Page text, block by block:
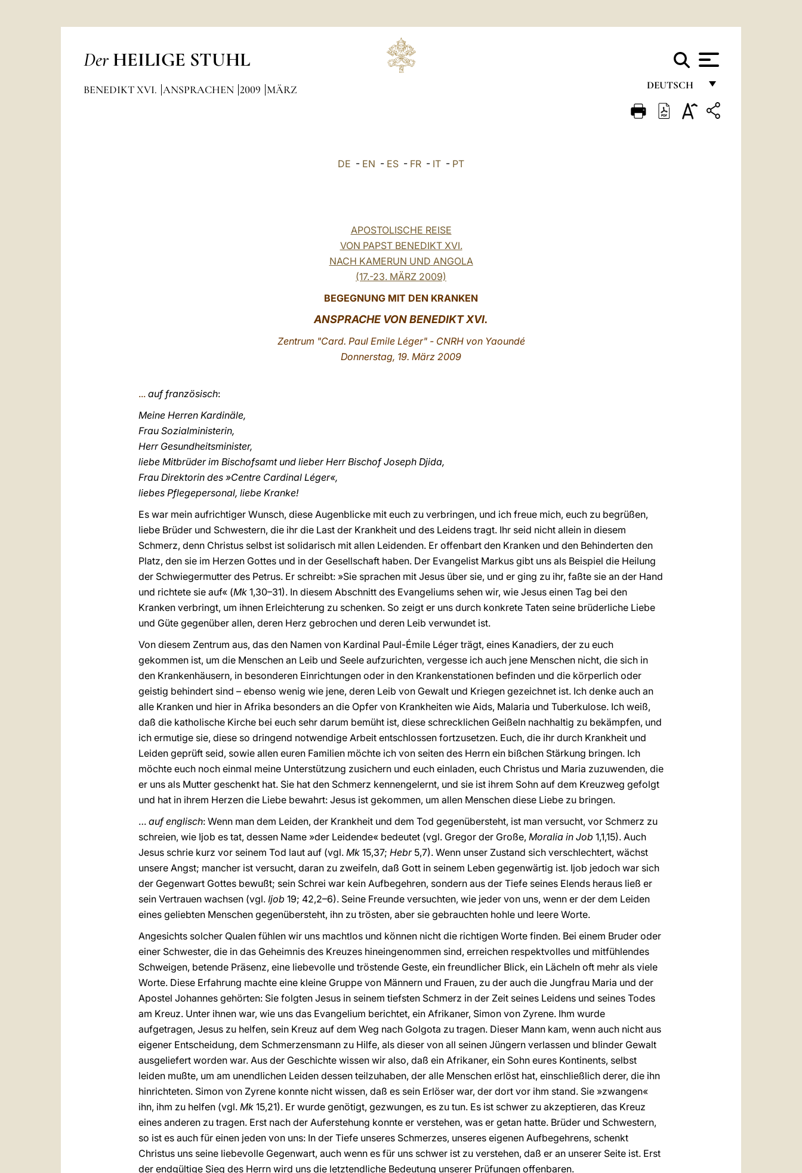
Der HEILIGE STUHL
DEUTSCH
FRANÇAIS
BENEDIKT XVI. ANSPRACHEN 2009 MÄRZ
DE - EN - ES - FR - IT - PT
APOSTOLISCHE REISE
VON PAPST BENEDIKT XVI.
NACH KAMERUN UND ANGOLA
(17.-23. MÄRZ 2009)
BEGEGNUNG MIT DEN KRANKEN
ANSPRACHEVONBENEDIKT XVI.
Zentrum "Card. Paul Emile Léger" - CNRH von Yaoundé
Donnerstag, 19. März 2009
... auf französisch:
Meine Herren Kardinäle,
Frau Sozialministerin,
Herr Gesundheitsminister,
liebe Mitbrüder im Bischofsamt und lieber Herr Bischof Joseph Djida,
Frau Direktorin des »Centre Cardinal Léger«,
liebes Pflegepersonal, liebe Kranke!
Es war mein aufrichtiger Wunsch, diese Augenblicke mit euch zu verbringen, und ich freue mich, euch zu begrüßen,
liebe Brüder und Schwestern, die ihr die Last der Krankheit und des Leidens tragt. Ihr seid nicht allein in diesem
Schmerz, denn Christus selbst ist solidarisch mit allen Leidenden. Er offenbart den Kranken und den Behinderten den
Platz, den sie im Herzen Gottes und in der Gesellschaft haben. Der Evangelist Markus gibt uns als Beispiel die Heilung
der Schwiegermutter des Petrus. Er schreibt: »Sie sprachen mit Jesus über sie, und er ging zu ihr, faßte sie an der Hand
und richtete sie auf« (Mk 1,30–31). In diesem Abschnitt des Evangeliums sehen wir, wie Jesus einen Tag bei den
Kranken verbringt, um ihnen Erleichterung zu schenken. So zeigt er uns durch konkrete Taten seine brüderliche Liebe
und Güte gegenüber allen, deren Herz gebrochen und deren Leib verwundet ist.
Von diesem Zentrum aus, das den Namen von Kardinal Paul-Émile Léger trägt, eines Kanadiers, der zu euch
gekommen ist, um die Menschen an Leib und Seele aufzurichten, vergesse ich auch jene Menschen nicht, die sich in
den Krankenhäusern, in besonderen Einrichtungen oder in den Krankenstationen befinden und die körperlich oder
geistig behindert sind – ebenso wenig wie jene, deren Leib von Gewalt und Kriegen gezeichnet ist. Ich denke auch an
alle Kranken und hier in Afrika besonders an die Opfer von Krankheiten wie Aids, Malaria und Tuberkulose. Ich weiß,
daß die katholische Kirche bei euch sehr darum bemüht ist, diese schrecklichen Geißeln nachhaltig zu bekämpfen, und
ich ermutige sie, diese so dringend notwendige Arbeit entschlossen fortzusetzen. Euch, die ihr durch Krankheit und
Leiden geprüft seid, sowie allen euren Familien möchte ich von seiten des Herrn ein bißchen Stärkung bringen. Ich
möchte euch noch einmal meine Unterstützung zusichern und euch einladen, euch Christus und Maria zuzuwenden, die
er uns als Mutter geschenkt hat. Sie hat den Schmerz kennengelernt, und sie ist ihrem Sohn auf dem Kreuzweg gefolgt
und hat in ihrem Herzen die Liebe bewahrt: Jesus ist gekommen, um allen Menschen diese Liebe zu bringen.
… auf englisch: Wenn man dem Leiden, der Krankheit und dem Tod gegenübersteht, ist man versucht, vor Schmerz zu
schreien, wie Ijob es tat, dessen Name »der Leidende« bedeutet (vgl. Gregor der Große, Moralia in Job 1,1,15). Auch
Jesus schrie kurz vor seinem Tod laut auf (vgl. Mk 15,37; Hebr5,7). Wenn unser Zustand sich verschlechtert, wächst
unsere Angst; mancher ist versucht, daran zu zweifeln, daß Gott in seinem Leben gegenwärtig ist. Ijob jedoch war sich
der Gegenwart Gottes bewußt; sein Schrei war kein Aufbegehren, sondern aus der Tiefe seines Elends heraus ließ er
sein Vertrauen wachsen (vgl. Ijob 19; 42,2–6). Seine Freunde versuchten, wie jeder von uns, wenn er der dem Leiden
eines geliebten Menschen gegenübersteht, ihn zu trösten, aber sie gebrauchten hohle und leere Worte.
Angesichts solcher Qualen fühlen wir uns machtlos und können nicht die richtigen Worte finden. Bei einem Bruder oder
einer Schwester, die in das Geheimnis des Kreuzes hineingenommen sind, erreichen respektvolles und mitfühlendes
Schweigen, betende Präsenz, eine liebevolle und tröstende Geste, ein freundlicher Blick, ein Lächeln oft mehr als viele
Worte. Diese Erfahrung machte eine kleine Gruppe von Männern und Frauen, zu der auch die Jungfrau Maria und der
Apostel Johannes gehörten: Sie folgten Jesus in seinem tiefsten Schmerz in der Zeit seines Leidens und seines Todes
am Kreuz. Unter ihnen war, wie uns das Evangelium berichtet, ein Afrikaner, Simon von Zyrene. Ihm wurde
aufgetragen, Jesus zu helfen, sein Kreuz auf dem Weg nach Golgota zu tragen. Dieser Mann kam, wenn auch nicht aus
eigener Entscheidung, dem Schmerzensmann zu Hilfe, als dieser von all seinen Jüngern verlassen und blinder Gewalt
ausgeliefert worden war. Aus der Geschichte wissen wir also, daß ein Afrikaner, ein Sohn eures Kontinents, selbst
leiden mußte, um am unendlichen Leiden dessen teilzuhaben, der alle Menschen erlöst hat, einschließlich derer, die ihn
hinrichteten. Simon von Zyrene konnte nicht wissen, daß es sein Erlöser war, der dort vor ihm stand. Sie »zwangen«
ihn, ihm zu helfen (vgl. Mk 15,21). Er wurde genötigt, gezwungen, es zu tun. Es ist schwer zu akzeptieren, das Kreuz
eines anderen zu tragen. Erst nach der Auferstehung konnte er verstehen, was er getan hatte. Brüder und Schwestern,
so ist es auch für einen jeden von uns: In der Tiefe unseres Schmerzes, unseres eigenen Aufbegehrens, schenkt
Christus uns seine liebevolle Gegenwart, auch wenn es für uns schwer ist zu verstehen, daß er an unserer Seite ist. Erst
der endgültige Sieg des Herrn wird uns die letztendliche Bedeutung unserer Prüfungen offenbaren.